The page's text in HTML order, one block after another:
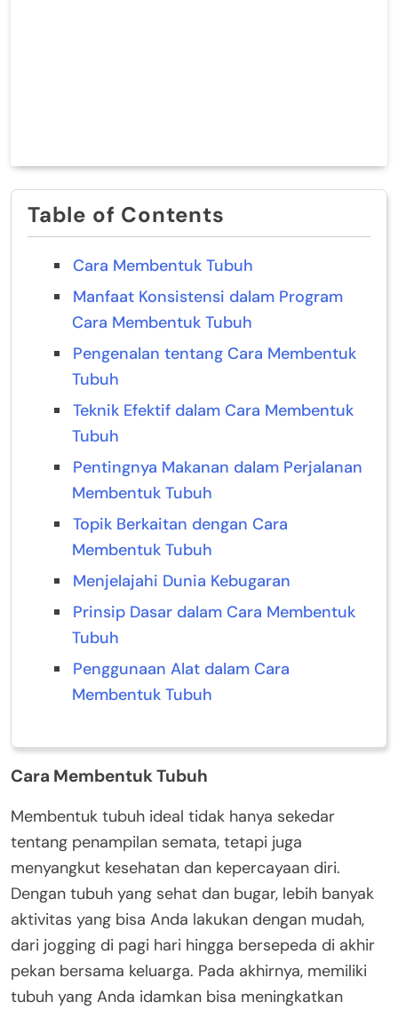
Table of Contents
Cara Membentuk Tubuh
Manfaat Konsistensi dalam Program
Cara Membentuk Tubuh
Pengenalan tentang Cara Membentuk
Tubuh
Teknik Efektif dalam Cara Membentuk
Tubuh
Pentingnya Makanan dalam Perjalanan
Membentuk Tubuh
Topik Berkaitan dengan Cara
Membentuk Tubuh
Menjelajahi Dunia Kebugaran
Prinsip Dasar dalam Cara Membentuk
Tubuh
Penggunaan Alat dalam Cara
Membentuk Tubuh
Cara Membentuk Tubuh
Membentuk tubuh ideal tidak hanya sekedar
tentang penampilan semata, tetapi juga
menyangkut kesehatan dan kepercayaan diri.
Dengan tubuh yang sehat dan bugar, lebih banyak
aktivitas yang bisa Anda lakukan dengan mudah,
dari jogging di pagi hari hingga bersepeda di akhir
pekan bersama keluarga. Pada akhirnya, memiliki
tubuh yang Anda idamkan bisa meningkatkan